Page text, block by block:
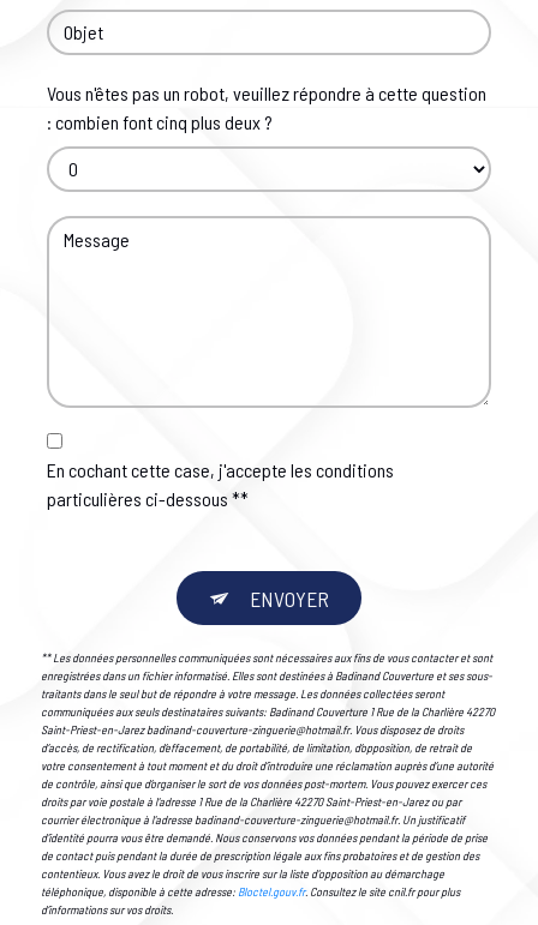
Vous n'êtes pas un robot, veuillez répondre à cette question
: combien font cinq plus deux ?
En cochant cette case, j'accepte les conditions
particulières ci-dessous **
ENVOYER
** Les données personnelles communiquées sont nécessaires aux fins de vous contacter et sont
enregistrées dans un fichier informatisé. Elles sont destinées à Badinand Couverture et ses sous-
traitants dans le seul but de répondre à votre message. Les données collectées seront
communiquées aux seuls destinataires suivants: Badinand Couverture 1 Rue de la Charlière 42270
Saint-Priest-en-Jarez badinand-couverture-zinguerie@hotmail.fr. Vous disposez de droits
d’accès, de rectification, d’effacement, de portabilité, de limitation, d’opposition, de retrait de
votre consentement à tout moment et du droit d’introduire une réclamation auprès d’une autorité
de contrôle, ainsi que d’organiser le sort de vos données post-mortem. Vous pouvez exercer ces
droits par voie postale à l'adresse 1 Rue de la Charlière 42270 Saint-Priest-en-Jarez ou par
courrier électronique à l'adresse badinand-couverture-zinguerie@hotmail.fr. Un justificatif
d'identité pourra vous être demandé. Nous conservons vos données pendant la période de prise
de contact puis pendant la durée de prescription légale aux fins probatoires et de gestion des
contentieux. Vous avez le droit de vous inscrire sur la liste d'opposition au démarchage
téléphonique, disponible à cette adresse: Bloctel.gouv.fr. Consultez le site cnil.fr pour plus
d’informations sur vos droits.